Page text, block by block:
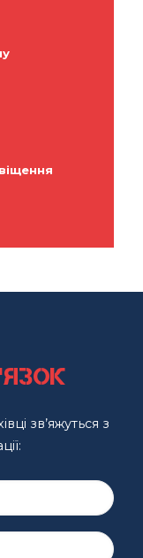
зв’яжуться з